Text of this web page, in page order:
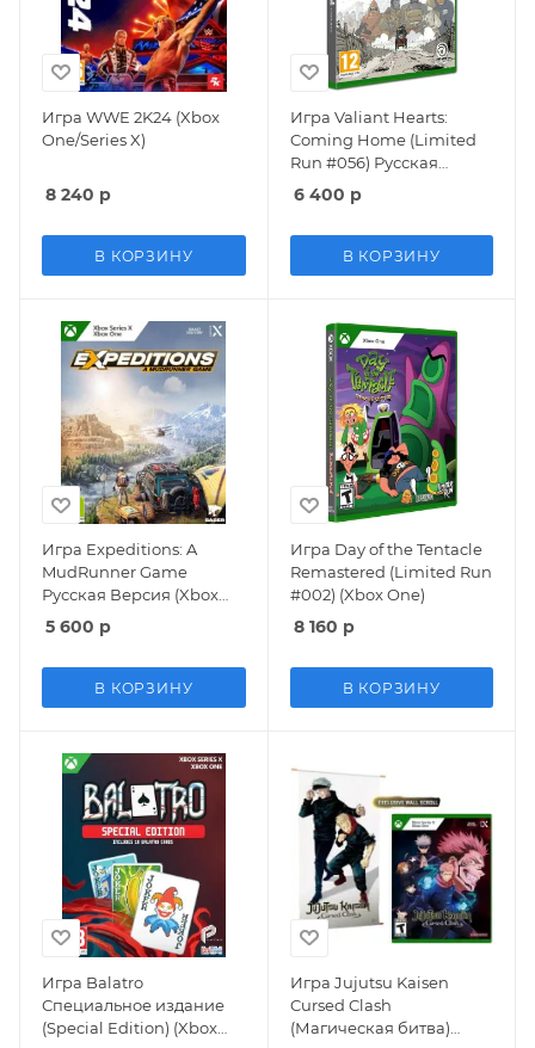
Игра WWE 2K24 (Xbox
One/Series X)
8 240 р
В КОРЗИНУ
Игра Valiant Hearts:
Coming Home (Limited
Run #056) Русская
Версия (Xbox One)
6 400 р
В КОРЗИНУ
Игра Expeditions: A
MudRunner Game
Русская Версия (Xbox
One/Series X)
5 600 р
В КОРЗИНУ
Игра Day of the Tentacle
Remastered (Limited Run
#002) (Xbox One)
8 160 р
В КОРЗИНУ
Игра Balatro
Специальное издание
(Special Edition) (Xbox
Игра Jujutsu Kaisen
Cursed Clash
(Магическая битва)